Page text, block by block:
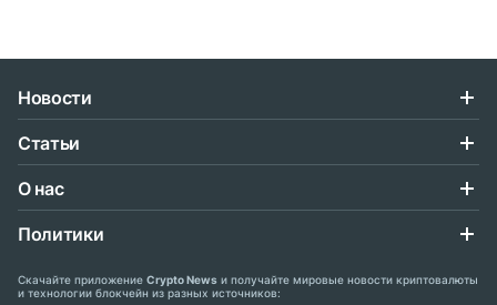
Новости
Статьи
О нас
Политики
Скачайте приложение Crypto News и получайте мировые новости криптовалюты
и технологии блокчейн из разных источников: